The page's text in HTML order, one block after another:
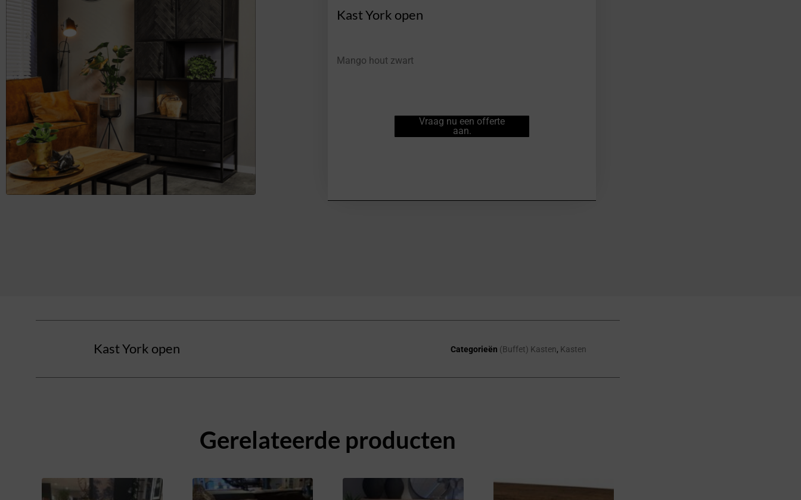
Kast York open
Mango hout zwart
Vraag nu een offerte
aan.
Kast York open Categorieën (Buffet) Kasten, Kasten
Gerelateerde producten